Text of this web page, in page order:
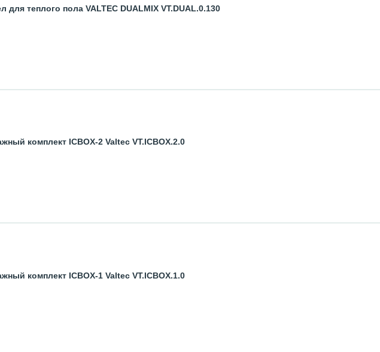
для теплого пола VALTEC DUALMIX VT.DUAL.0.130
комплект ICBOX-2 Valtec VT.ICBOX.2.0
комплект ICBOX-1 Valtec VT.ICBOX.1.0